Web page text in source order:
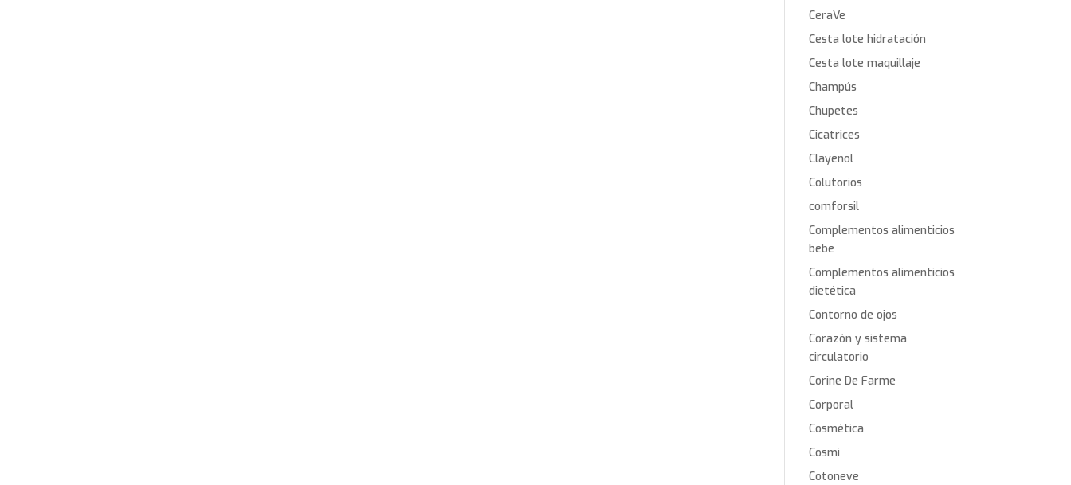
CeraVe
Cesta lote hidratación
Cesta lote maquillaje
Champús
Chupetes
Cicatrices
Clayenol
Colutorios
comforsil
Complementos alimenticios
bebe
Complementos alimenticios
dietética
Contorno de ojos
Corazón y sistema
circulatorio
Corine De Farme
Corporal
Cosmética
Cosmi
Cotoneve